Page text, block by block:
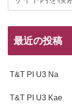
最近の投稿
T&T PI U3 Na
T&T PI U3 Kae